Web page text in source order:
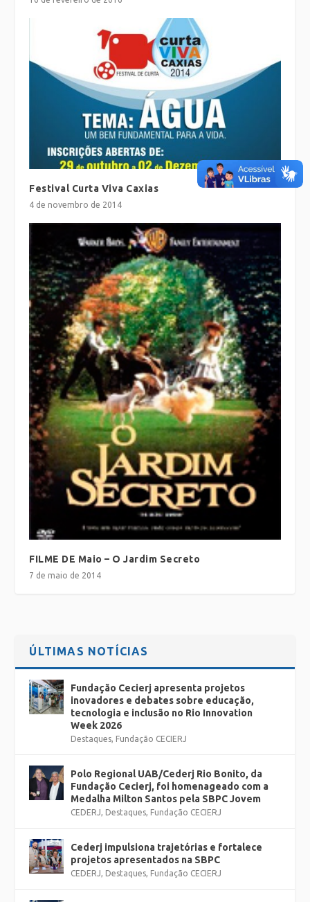
Festival Curta Viva Caxias
4 de novembro de 2014
FILME DE Maio – O Jardim Secreto
7 de maio de 2014
ÚLTIMAS NOTÍCIAS
Fundação Cecierj apresenta projetos
inovadores e debates sobre educação,
tecnologia e inclusão no Rio Innovation
Week 2026
Destaques, Fundação CECIERJ
Polo Regional UAB/Cederj Rio Bonito, da
Fundação Cecierj, foi homenageado com a
Medalha Milton Santos pela SBPC Jovem
CEDERJ, Destaques, Fundação CECIERJ
Cederj impulsiona trajetórias e fortalece
projetos apresentados na SBPC
CEDERJ, Destaques, Fundação CECIERJ